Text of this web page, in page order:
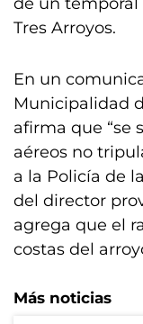
Tres Arroyos.
En un
Municipalidad
afirma que “se
aéreos no
a la Policía de
del director
agrega que el
costas del
Más noticias